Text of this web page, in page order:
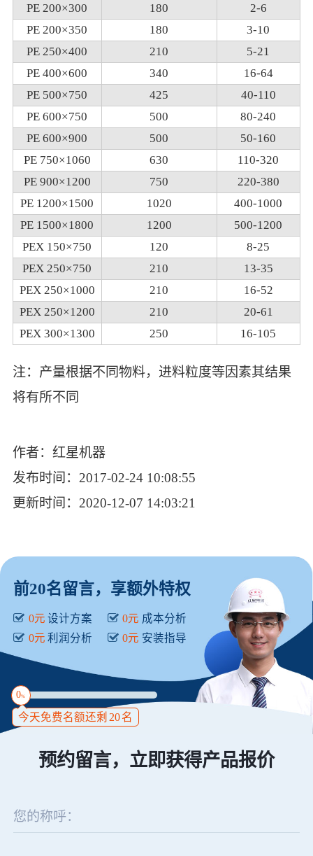
PE 200×300
180
2-6
PE 200×350
180
3-10
PE 250×400
210
5-21
PE 400×600
340
16-64
PE 500×750
425
40-110
PE 600×750
500
80-240
PE 600×900
500
50-160
PE 750×1060
630
110-320
PE 900×1200
750
220-380
PE 1200×1500
1020
400-1000
PE 1500×1800
1200
500-1200
PEX 150×750
120
8-25
PEX 250×750
210
13-35
PEX 250×1000
210
16-52
PEX 250×1200
210
20-61
PEX 300×1300
250 16-105
注：产量根据不同物料，进料粒度等因素其结果
将有所不同
作者：红星机器
发布时间：2017-02-24 10:08:55
更新时间：2020-12-07 14:03:21
前20名留言，享额外特权
0元 设计方案 0元 成本分析
0元 利润分析 0元 安装指导
0%
今天免费名额还剩 20名
预约留言，立即获得产品报价